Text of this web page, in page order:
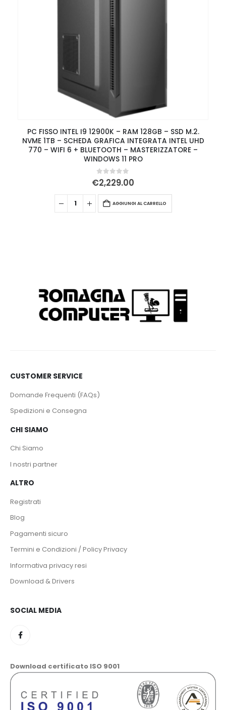
PC FISSO INTEL I9 12900K – RAM 128GB – SSD M.2.
NVME 1TB – SCHEDA GRAFICA INTEGRATA INTEL UHD
770 – WIFI 6 + BLUETOOTH – MASTERIZZATORE –
WINDOWS 11 PRO
0Su 5
€2,229.00
AGGIUNGI AL CARRELLO
CUSTOMER SERVICE
Domande Frequenti (FAQs)
Spedizioni e Consegna
CHI SIAMO
Chi Siamo
I nostri partner
ALTRO
Registrati
Blog
Pagamenti sicuro
Termini e Condizioni / Policy Privacy
Informativa privacy resi
Download & Drivers
SOCIAL MEDIA
Download certificato ISO 9001